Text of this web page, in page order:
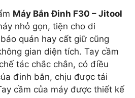
Máy Bắn Đinh F30 – Jitool
nhỏ gọn, tiện cho di
quản hay cất giữ cũng
gian diện tích. Tay cầm
tác chắc chắn, có điều
đinh bắn, chịu được tải
cầm của máy được thiết kế